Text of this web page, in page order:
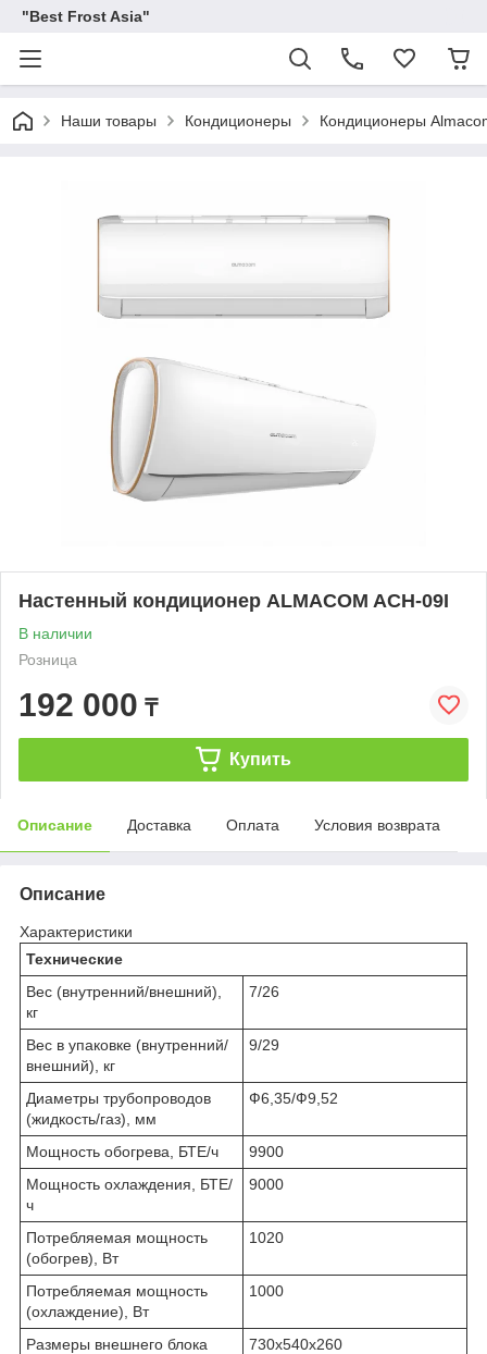
"Best Frost Asia"
Наши товары Кондиционеры Кондиционеры
Настенный кондиционер ALMACOM ACH-09I
В наличии
Розница
192 000 ₸
Купить
Описание Доставка Оплата Условия возврата
Описание
Характеристики
Технические
Вес (внутренний/внешний),
кг
7/26
Вес в упаковке (внутренний/
внешний), кг
9/29
Диаметры трубопроводов
(жидкость/газ), мм
Ф6,35/Ф9,52
Мощность обогрева, БТЕ/ч
9900
Мощность охлаждения, БТЕ/
ч
9000
Потребляемая мощность
(обогрев), Вт
1020
Потребляемая мощность
(охлаждение), Вт
1000
Размеры внешнего блока
730х540х260